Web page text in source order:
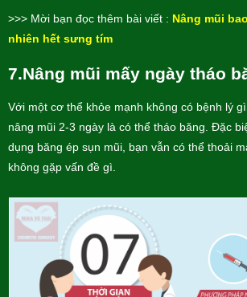
>>> Mời bạn đọc thêm bài viết : Nâng mũi
nhiên hết sưng tím
7.Nâng mũi mấy ngày tháo
Với một cơ thể khỏe mạnh không có bệnh lý
nâng mũi 2-3 ngày là có thể tháo băng. Đặc
dụng băng ép sụn mũi, bạn vẫn có thể thoải
không gặp vấn đề gì.